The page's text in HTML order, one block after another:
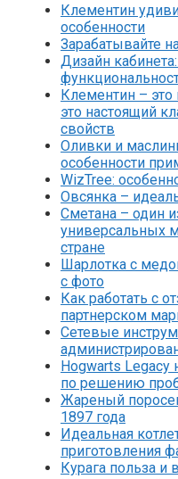
Клементин
особенности
Зарабатывайте
Дизайн
Клементин – это
это настоящий
свойств
Оливки и
особенности
WizTree:
Овсянка –
Сметана – один
универсальных
стране
Шарлотка с
с фото
Как работать с
партнерском
Сетевые
Hogwarts Legacy
по решению
Жареный
1897 года
Идеальная
приготовления
Курага польза и